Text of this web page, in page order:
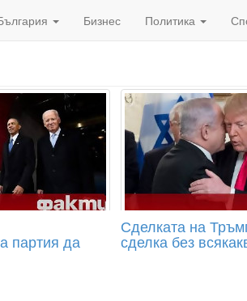
Бизнес Политика
партия да
Сделката на
сделка без